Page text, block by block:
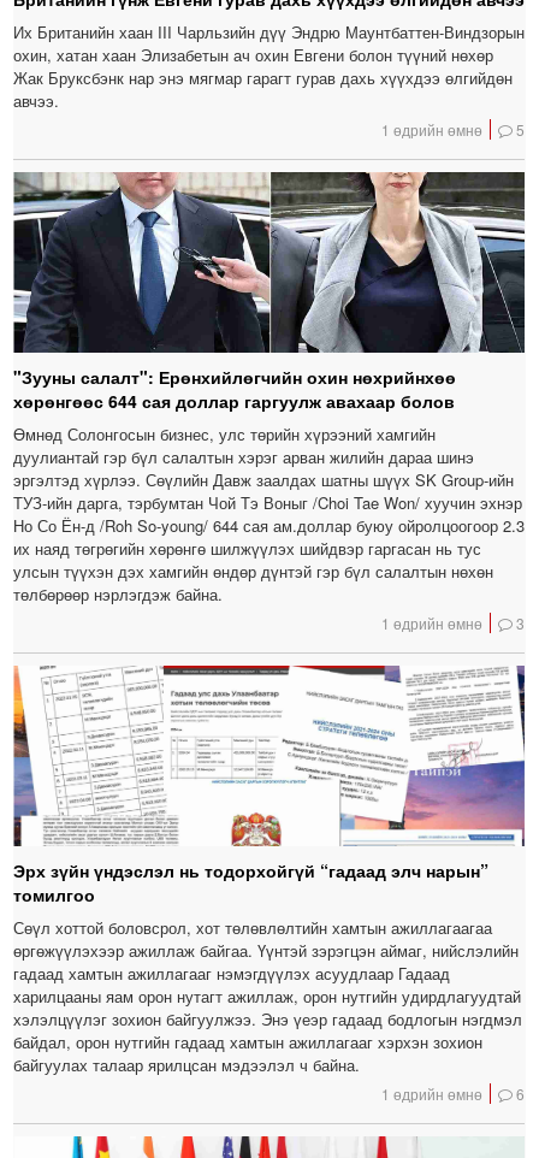
Их Британийн хаан III Чарльзийн дүү Эндрю Маунтбаттен-Виндзорын
охин, хатан хаан Элизабетын ач охин Евгени болон түүний нөхөр
Жак Бруксбэнк нар энэ мягмар гарагт гурав дахь хүүхдээ өлгийдөн
авчээ.
1 өдрийн өмнө 5
"Зууны салалт": Ерөнхийлөгчийн охин нөхрийнхөө
хөрөнгөөс 644 сая доллар гаргуулж авахаар болов
Өмнөд Солонгосын бизнес, улс төрийн хүрээний хамгийн
дуулиантай гэр бүл салалтын хэрэг арван жилийн дараа шинэ
эргэлтэд хүрлээ. Сөүлийн Давж заалдах шатны шүүх SK Group-ийн
ТУЗ-ийн дарга, тэрбумтан Чой Тэ Воныг /Choi Tae Won/ хуучин эхнэр
Но Со Ён-д /Roh So-young/ 644 сая ам.доллар буюу ойролцоогоор 2.3
их наяд төгрөгийн хөрөнгө шилжүүлэх шийдвэр гаргасан нь тус
улсын түүхэн дэх хамгийн өндөр дүнтэй гэр бүл салалтын нөхөн
төлбөрөөр нэрлэгдэж байна.
1 өдрийн өмнө 3
Эрх зүйн үндэслэл нь тодорхойгүй “гадаад элч нарын”
томилгоо
Сөүл хоттой боловсрол, хот төлөвлөлтийн хамтын ажиллагаагаа
өргөжүүлэхээр ажиллаж байгаа. Үүнтэй зэрэгцэн аймаг, нийслэлийн
гадаад хамтын ажиллагааг нэмэгдүүлэх асуудлаар Гадаад
харилцааны яам орон нутагт ажиллаж, орон нутгийн удирдлагуудтай
хэлэлцүүлэг зохион байгуулжээ. Энэ үеэр гадаад бодлогын нэгдмэл
байдал, орон нутгийн гадаад хамтын ажиллагааг хэрхэн зохион
байгуулах талаар ярилцсан мэдээлэл ч байна.
1 өдрийн өмнө 6